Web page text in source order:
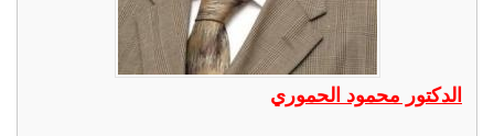
الدكتور محمود الحموري